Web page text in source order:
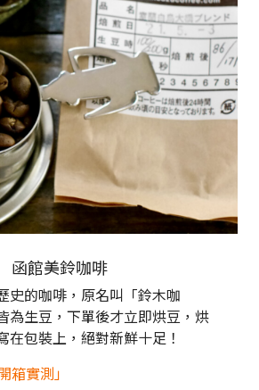
函館美鈴咖啡
史的咖啡，原名叫「鈴木咖
為生豆，下單後才立即烘豆，烘
在包裝上，絕對新鮮十足！
箱實測」